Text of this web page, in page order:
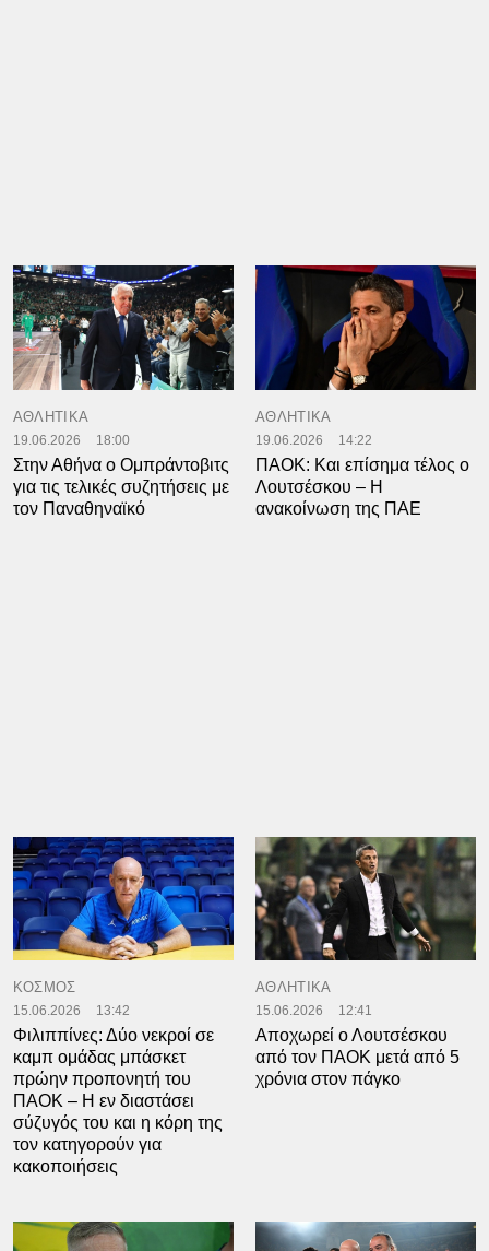
ΑΘΛΗΤΙΚΑ
19.06.2026 18:00
Στην Αθήνα ο Ομπράντοβιτς
για τις τελικές συζητήσεις με
τον Παναθηναϊκό
ΑΘΛΗΤΙΚΑ
19.06.2026 14:22
ΠΑΟΚ: Και επίσημα τέλος ο
Λουτσέσκου – Η
ανακοίνωση της ΠΑΕ
ΚΟΣΜΟΣ
15.06.2026 13:42
Φιλιππίνες: Δύο νεκροί σε
καμπ ομάδας μπάσκετ
πρώην προπονητή του
ΠΑΟΚ – H εν διαστάσει
σύζυγός του και η κόρη της
τον κατηγορούν για
κακοποιήσεις
ΑΘΛΗΤΙΚΑ
15.06.2026 12:41
Αποχωρεί ο Λουτσέσκου
από τον ΠΑΟΚ μετά από 5
χρόνια στον πάγκο